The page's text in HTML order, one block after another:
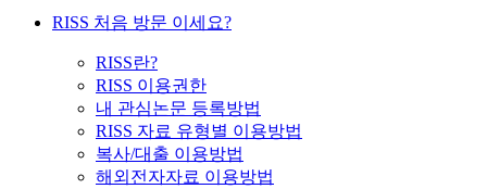
RISS 처음 방문 이세요?
RISS란?
RISS 이용권한
내 관심논문 등록방법
RISS 자료 유형별 이용방법
복사/대출 이용방법
해외전자자료 이용방법